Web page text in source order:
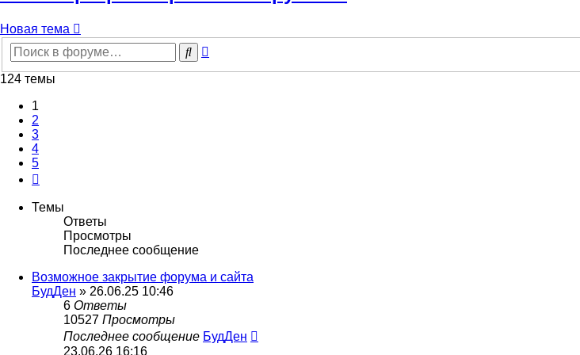
Новая тема
Поиск
124 темы
1
2
3
4
5
Темы
Ответы
Просмотры
Последнее сообщение
Возможное закрытие форума и сайта
БудДен » 26.06.25 10:46
6 Ответы
10527 Просмотры
Последнее сообщение БудДен
23.06.26 16:16